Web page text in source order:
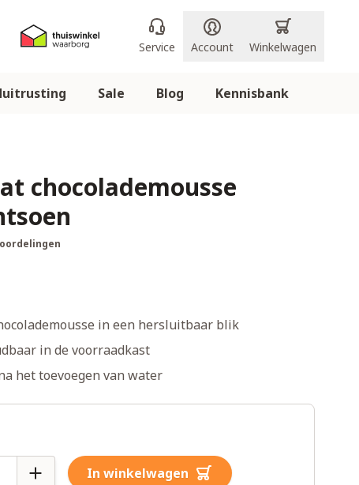
Sale Blog Kennisbank
Service Account Winkelwagen
chocolademousse
in een hersluitbaar blik
in de voorraadkast
het toevoegen van water
In winkelwagen